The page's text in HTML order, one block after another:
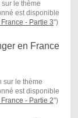
le thème
est disponible
- Partie 3")
en France
sur le thème
est disponible
- Partie 2")